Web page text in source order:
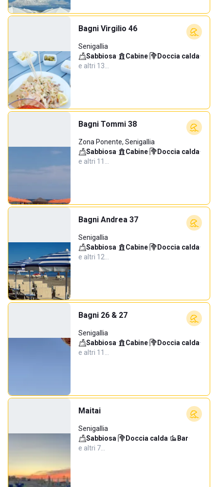
Bagni Virgilio 46
Senigallia
Sabbiosa· Cabine· Doccia calda·
e altri 13…
Bagni Tommi 38
Zona Ponente, Senigallia
Sabbiosa· Cabine· Doccia calda·
e altri 11…
Bagni Andrea 37
Senigallia
Sabbiosa· Cabine· Doccia calda·
e altri 12…
Bagni 26 & 27
Senigallia
Sabbiosa· Cabine· Doccia calda·
e altri 11…
Maitai
Senigallia
Sabbiosa· Doccia calda· Bar·
e altri 7…